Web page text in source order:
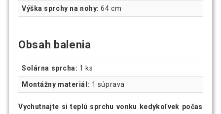
Výška sprchy na nohy: 64 cm
Obsah balenia
Solárna sprcha: 1 ks
Montážny materiál: 1 súprava
Vychutnajte si teplú sprchu vonku kedykoľvek počas